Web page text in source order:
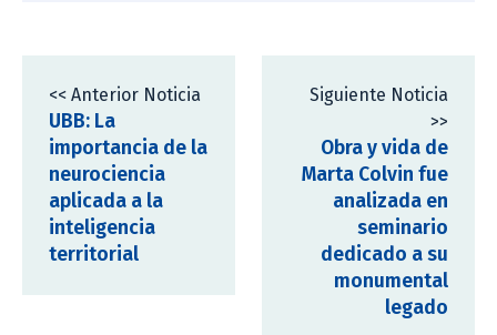
<< Anterior Noticia
UBB: La
importancia de la
neurociencia
aplicada a la
inteligencia
territorial
Siguiente Noticia
>>
Obra y vida de
Marta Colvin fue
analizada en
seminario
dedicado a su
monumental
legado